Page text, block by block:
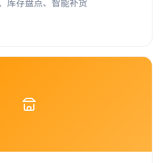
库存盘点、智能补货